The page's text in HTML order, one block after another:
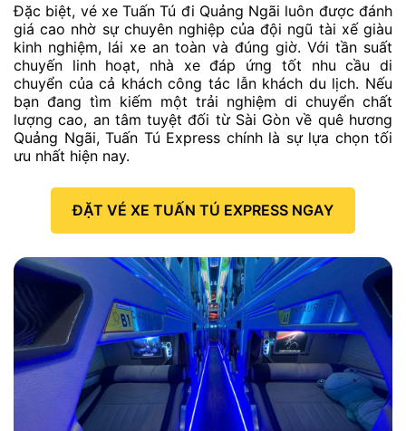
Đặc biệt, vé xe Tuấn Tú đi Quảng Ngãi luôn được đánh
giá cao nhờ sự chuyên nghiệp của đội ngũ tài xế giàu
kinh nghiệm, lái xe an toàn và đúng giờ. Với tần suất
chuyến linh hoạt, nhà xe đáp ứng tốt nhu cầu di
chuyển của cả khách công tác lẫn khách du lịch. Nếu
bạn đang tìm kiếm một trải nghiệm di chuyển chất
lượng cao, an tâm tuyệt đối từ Sài Gòn về quê hương
Quảng Ngãi, Tuấn Tú Express chính là sự lựa chọn tối
ưu nhất hiện nay.
ĐẶT VÉ XE TUẤN TÚ EXPRESS NGAY